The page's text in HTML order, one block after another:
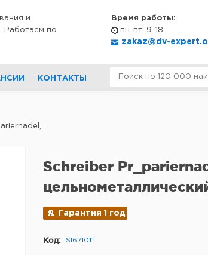
и
Работаем по
Время работы:
пн-пт: 9-18
zakaz@dv-
КОНТАКТЫ
Schreiber
Гарантия 1 год
Код: SI671011